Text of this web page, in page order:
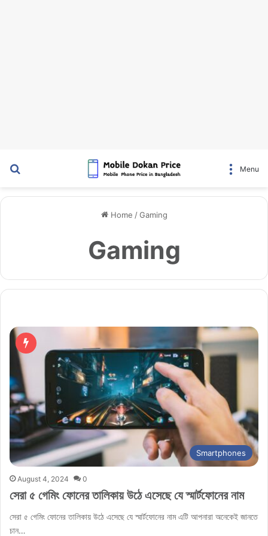
Menu
Home / Gaming
Gaming
Smartphones
August 4, 2024 0
সেরা ৫ গেমিং ফোনের তালিকায় উঠে এসেছে যে স্মার্টফোনের নাম
সেরা ৫ গেমিং ফোনের তালিকায় উঠে এসেছে যে স্মার্টফোনের নাম এটি আপনারা অনেকেই জানতে
চান…